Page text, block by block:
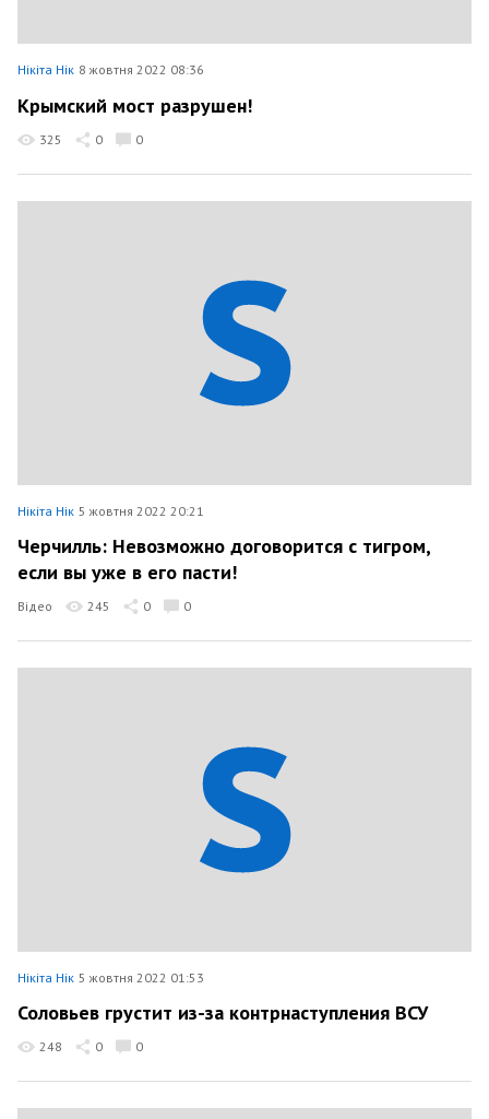
Нікіта Нік 8 жовтня 2022 08:36
Крымский мост разрушен!
325 0 0
Нікіта Нік 5 жовтня 2022 20:21
Черчилль: Невозможно договорится с тигром,
если вы уже в его пасти!
Відео 245 0 0
Нікіта Нік 5 жовтня 2022 01:53
Соловьев грустит из-за контрнаступления ВСУ
248 0 0